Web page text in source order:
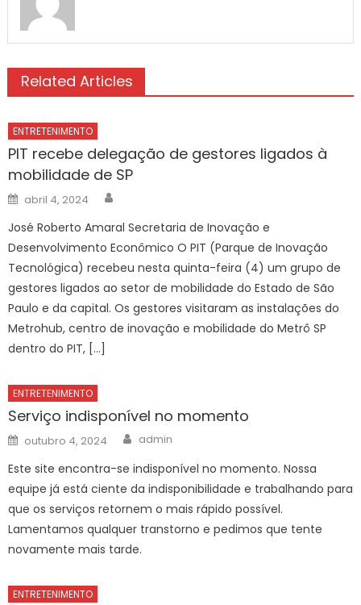
Related Articles
ENTRETENIMENTO
PIT recebe delegação de gestores ligados à
mobilidade de SP
Posted
on
abril 4, 2024
José Roberto Amaral Secretaria de Inovação e
Desenvolvimento Econômico O PIT (Parque de Inovação
Tecnológica) recebeu nesta quinta-feira (4) um grupo de
gestores ligados ao setor de mobilidade do Estado de São
Paulo e da capital. Os gestores visitaram as instalações do
Metrohub, centro de inovação e mobilidade do Metrô SP
dentro do PIT, […]
ENTRETENIMENTO
Serviço indisponível no momento
Posted
on
outubro 4, 2024 Author
admin
Este site encontra-se indisponível no momento. Nossa
equipe já está ciente da indisponibilidade e trabalhando para
que os serviços retornem o mais rápido possível.
Lamentamos qualquer transtorno e pedimos que tente
novamente mais tarde.
ENTRETENIMENTO